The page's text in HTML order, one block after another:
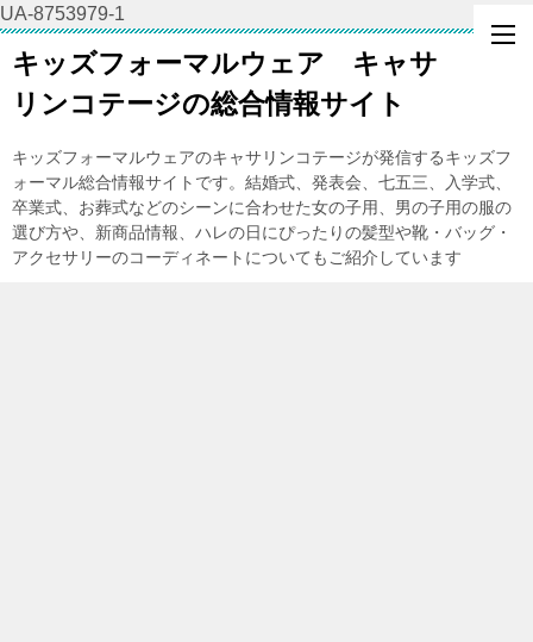
UA-8753979-1
キッズフォーマルウェア キャサ
リンコテージの総合情報サイト
キッズフォーマルウェアのキャサリンコテージが発信するキッズフ
ォーマル総合情報サイトです。結婚式、発表会、七五三、入学式、
卒業式、お葬式などのシーンに合わせた女の子用、男の子用の服の
選び方や、新商品情報、ハレの日にぴったりの髪型や靴・バッグ・
アクセサリーのコーディネートについてもご紹介しています